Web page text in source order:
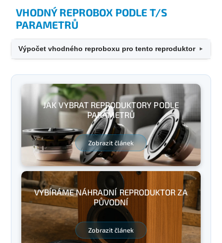
VHODNÝ REPROBOX PODLE T/S
PARAMETRŮ
Výpočet vhodného reproboxu pro tento reproduktor ▼
JAK VYBRAT REPRODUKTORY PODLE
PARAMETRŮ
Zobrazit článek
VYBÍRÁME NÁHRADNÍ REPRODUKTOR ZA
PŮVODNÍ
Zobrazit článek